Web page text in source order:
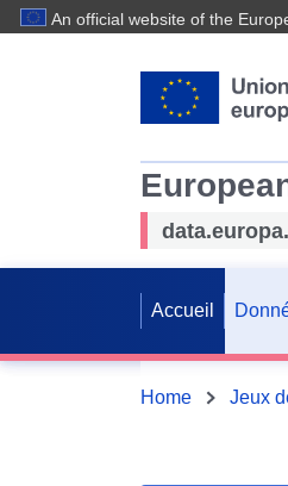
An official website of the
Accueil
Home Jeux